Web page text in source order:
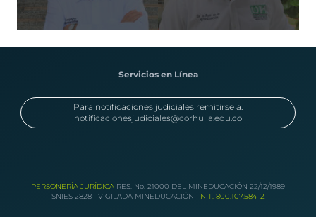
Servicios en Línea
Para notificaciones judiciales remitirse a:
notificacionesjudiciales@corhuila.edu.co
PERSONERÍA JURÍDICA RES. No. 21000 DEL MINEDUCACIÓN 22/12/1989
SNIES 2828 | VIGILADA MINEDUCACIÓN | NIT. 800.107.584-2